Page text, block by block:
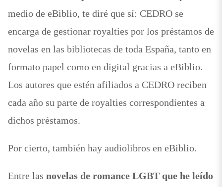
medio de eBiblio, te diré que sí: CEDRO se
encarga de gestionar royalties por los préstamos de
novelas en las bibliotecas de toda España, tanto en
formato papel como en digital gracias a eBiblio.
Los autores que estén afiliados a CEDRO reciben
cada año su parte de royalties correspondientes a
dichos préstamos.
Por cierto, también hay audiolibros en eBiblio.
Entre las novelas de romance LGBT que he leído